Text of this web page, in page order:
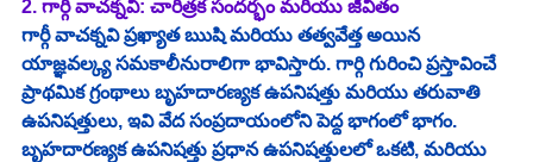
2. గార్గీ వాచక్నవి: చారిత్రక సందర్భం మరియు జీవితం
గార్గీ వాచక్నవి ప్రఖ్యాత ఋషి మరియు తత్వవేత్త అయిన
యాజ్ఞవల్క్య సమకాలీనురాలిగా భావిస్తారు. గార్గి గురించి ప్రస్తావించే
ప్రాథమిక గ్రంథాలు బృహదారణ్యక ఉపనిషత్తు మరియు తరువాతి
ఉపనిషత్తులు, ఇవి వేద సంప్రదాయంలోని పెద్ద భాగంలో భాగం.
బృహదారణ్యక ఉపనిషత్తు ప్రధాన ఉపనిషత్తులలో ఒకటి, మరియు